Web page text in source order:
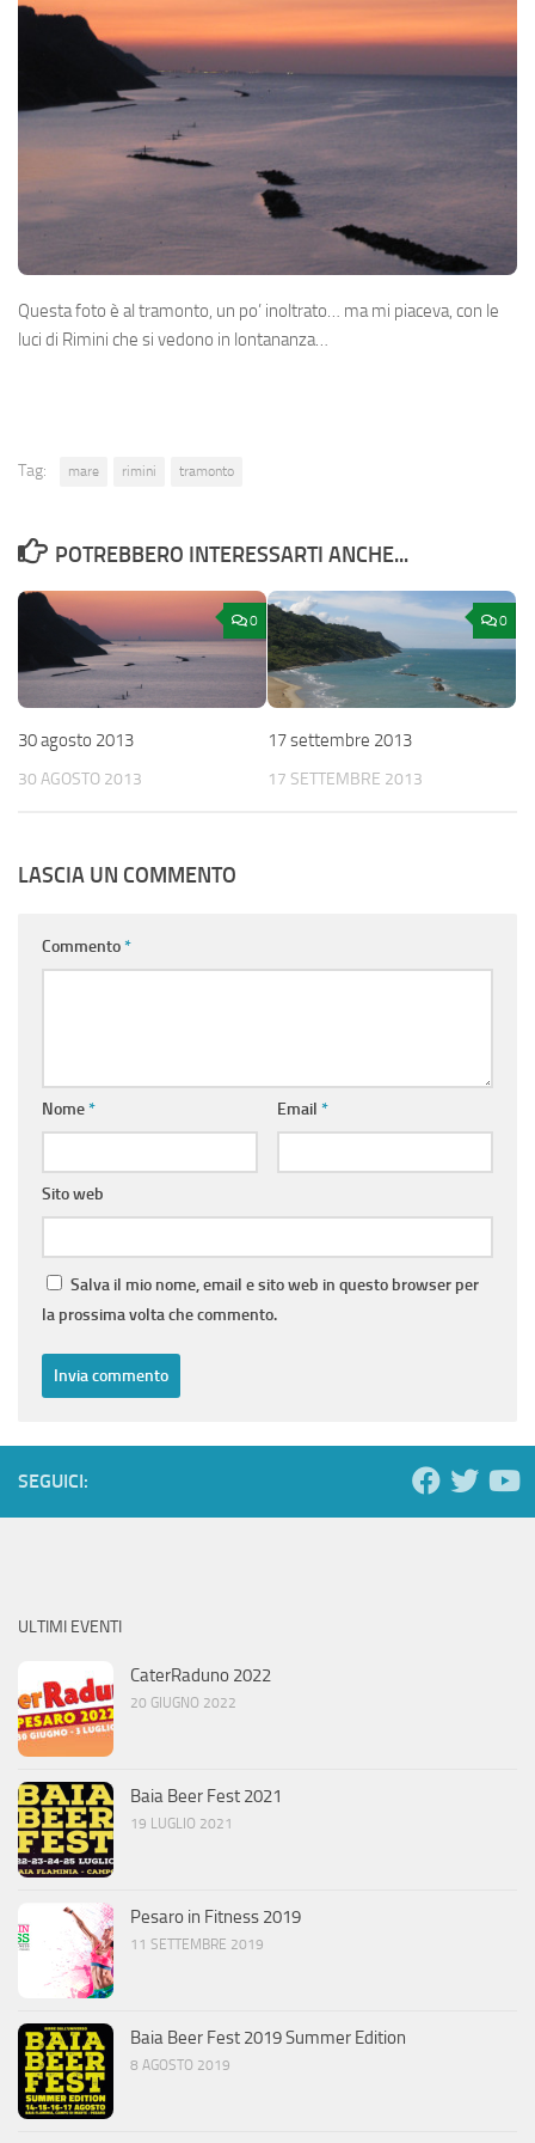
Questa foto è al tramonto, un po’ inoltrato… ma mi piaceva, con le
luci di Rimini che si vedono in lontananza…
Tag: mare rimini tramonto
POTREBBERO INTERESSARTI ANCHE...
0
30 agosto 2013
30 AGOSTO 2013
0
17 settembre 2013
17 SETTEMBRE 2013
LASCIA UN COMMENTO
Commento*
Nome* Email *
Sito web
Salva il mio nome, email e sito web in questo browser per
la prossima volta che commento.
SEGUICI:
ULTIMI EVENTI
CaterRaduno 2022
20 GIUGNO 2022
Baia Beer Fest 2021
19 LUGLIO 2021
Pesaro in Fitness 2019
11 SETTEMBRE 2019
Baia Beer Fest 2019 Summer Edition
8 AGOSTO 2019